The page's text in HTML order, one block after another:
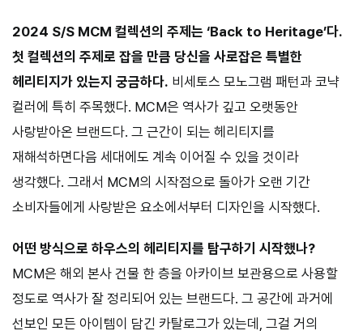
2024 S/S MCM 컬렉션의 주제는 ‘Back to Heritage’다.
첫 컬렉션의 주제로 잡을 만큼 당신을 사로잡은 특별한
헤리티지가 있는지 궁금하다. 비세토스 모노그램 패턴과 코냑
컬러에 특히 주목했다. MCM은 역사가 깊고 오랫동안
사랑받아온 브랜드다. 그 근간이 되는 헤리티지를
재해석하면다음 세대에도 계속 이어질 수 있을 것이라
생각했다. 그래서 MCM의 시작점으로 돌아가 오랜 기간
소비자들에게 사랑받은 요소에서부터 디자인을 시작했다.
어떤 방식으로 하우스의 헤리티지를 탐구하기 시작했나?
MCM은 해외 본사 건물 한 층을 아카이브 보관용으로 사용할
정도로 역사가 잘 정리되어 있는 브랜드다. 그 공간에 과거에
선보인 모든 아이템이 담긴 카탈로그가 있는데, 그걸 거의